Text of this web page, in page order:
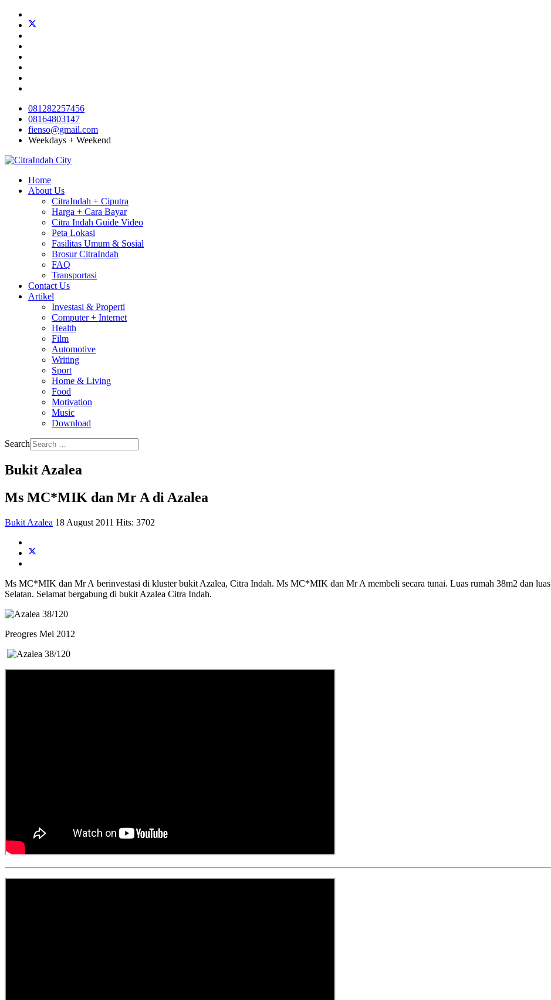
081282257456
08164803147
fienso@gmail.com
Weekdays + Weekend
Home
About Us
CitraIndah + Ciputra
Harga + Cara Bayar
Citra Indah Guide Video
Peta Lokasi
Fasilitas Umum & Sosial
Brosur CitraIndah
FAQ
Transportasi
Contact Us
Artikel
Investasi & Properti
Computer + Internet
Health
Film
Automotive
Writing
Sport
Home & Living
Food
Motivation
Music
Download
Search
Bukit Azalea
Ms MC*MIK dan Mr A di Azalea
Bukit Azalea 18 August 2011 Hits: 3702
Ms MC*MIK dan Mr A berinvestasi di kluster bukit Azalea, Citra Indah. Ms MC*MIK dan Mr A membeli secara tunai. Luas rumah 38m2 dan luas
Selatan. Selamat bergabung di bukit Azalea Citra Indah.
Preogres Mei 2012